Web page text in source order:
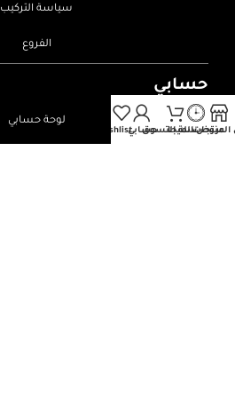
سياسة التركيب
الفروع
حسابي
لوحة حسابي
المنتجات
عروض الميجاسلة التسوقحسابيWishlist